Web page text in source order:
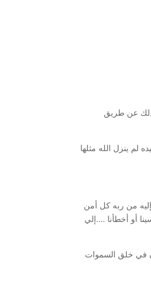
عن طريق
لم ينزل الله مثلها
من ربه كل أمن
أو أخطأنا ….إلي
في خلق السموات